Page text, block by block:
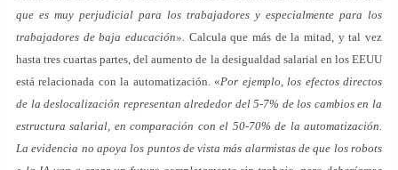
que es muy perjudicial para los trabajadores y especialmente para los
trabajadores de baja educación». Calcula que más de la mitad, y tal vez
hasta tres cuartas partes, del aumento de la desigualdad salarial en los EEUU
está relacionada con la automatización. «Por ejemplo, los efectos directos
de la deslocalización representan alrededor del 5-7% de los cambios en la
estructura salarial, en comparación con el 50-70% de la automatización.
La evidencia no apoya los puntos de vista más alarmistas de que los robots